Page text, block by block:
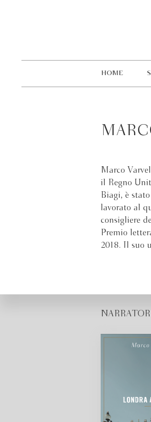
HOME
Marco
il Regno
Biagi, è
lavorato al
consigliere
Premio
2018. Il suo